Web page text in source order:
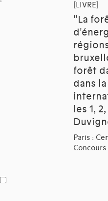
[LIVRE]
"La
forêt
dans
les 1,
Paris :
Concours